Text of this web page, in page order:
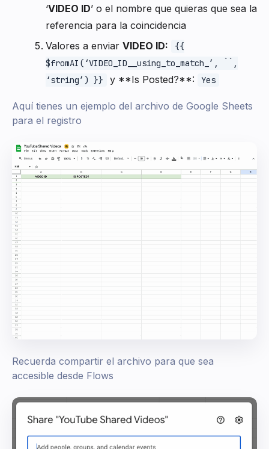
‘VIDEO ID’ o el nombre que quieras que sea la
referencia para la coincidencia
Valores a enviar VIDEO ID:
{{
$fromAI(‘VIDEO_ID__using_to_match_’, ``,
‘string’) }}
y **Is Posted?**: Yes
Aquí tienes un ejemplo del archivo de Google Sheets
para el registro
Recuerda compartir el archivo para que sea
accesible desde Flows